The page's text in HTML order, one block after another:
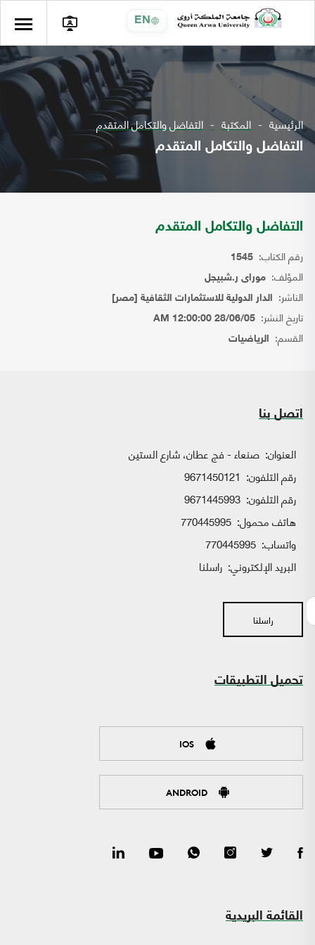
EN
الرئيسية المكتبة التفاضل والتكامل المتقدم
التفاضل والتكامل المتقدم
التفاضل والتكامل المتقدم
رقم الكتاب: 1545
المؤلف: موراى ر.شبيجل
الناشر: الدار الدولية للاستثمارات الثقافية [مصر]
تاريخ النشر: 28/06/05 12:00:00 AM
القسم: الرياضيات
اتصل بنا
العنوان: صنعاء - فج عطان، شارع الستين
رقم التلفون: 9671450121
رقم التلفون: 9671445993
هاتف محمول: 770445995
واتساب:
البريد الإلكتروني: راسلنا
راسلنا
تحميل التطبيقات
IOS
ANDROID
القائمة البريدية